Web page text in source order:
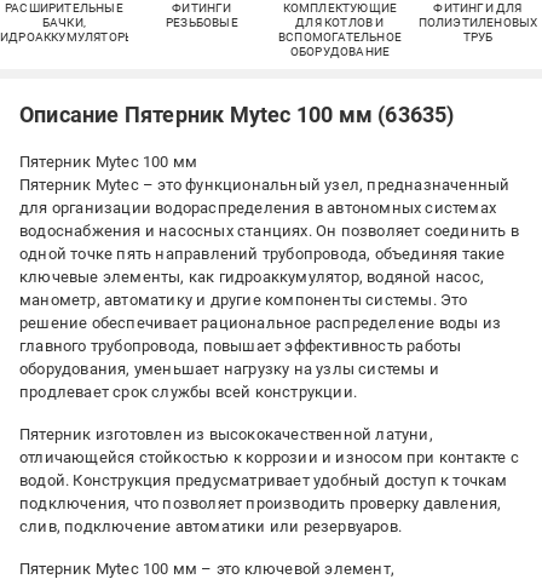
РАСШИРИТЕЛЬНЫЕ
БАЧКИ,
ФИТИНГИ
РЕЗЬБОВЫЕ
КОМПЛЕКТУЮЩИЕ
ДЛЯ КОТЛОВ И
ВСПОМОГАТЕЛЬНОЕ
ОБОРУДОВАНИЕ
ФИТИНГИ ДЛЯ
ПОЛИЭТИЛЕНОВЫХ
ТРУБ
Описание Пятерник Mytec 100 мм (63635)
Пятерник Mytec 100 мм
Пятерник Mytec – это функциональный узел, предназначенный
для организации водораспределения в автономных системах
водоснабжения и насосных станциях. Он позволяет соединить в
одной точке пять направлений трубопровода, объединяя такие
ключевые элементы, как гидроаккумулятор, водяной насос,
манометр, автоматику и другие компоненты системы. Это
решение обеспечивает рациональное распределение воды из
главного трубопровода, повышает эффективность работы
оборудования, уменьшает нагрузку на узлы системы и
продлевает срок службы всей конструкции.
Пятерник изготовлен из высококачественной латуни,
отличающейся стойкостью к коррозии и износом при контакте с
водой. Конструкция предусматривает удобный доступ к точкам
подключения, что позволяет производить проверку давления,
слив, подключение автоматики или резервуаров.
Пятерник Mytec 100 мм – это ключевой элемент,